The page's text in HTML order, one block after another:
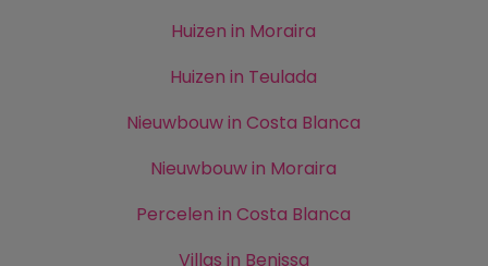
Huizen in Moraira
Huizen in Teulada
Nieuwbouw in Costa Blanca
Nieuwbouw in Moraira
Percelen in Costa Blanca
Villas in Benissa